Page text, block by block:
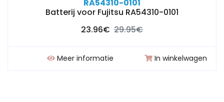
RA54310-0101
Batterij voor Fujitsu RA54310-0101
23.96€ 29.95€
Meer informatie In winkelwagen